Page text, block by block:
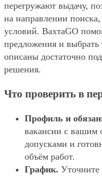
перегружают выдачу,
на направлении
условий. ВахтаGO
предложения и выбрать
описаны достаточно
решения.
Что проверить в
Профиль и
вакансии с вашим
допусками и
объём работ.
График. Уточните